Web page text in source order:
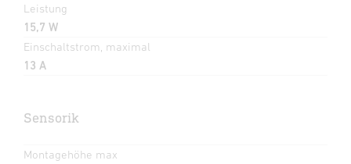
Leistung
15,7 W
Einschaltstrom, maximal
13 A
Sensorik
Montagehöhe max